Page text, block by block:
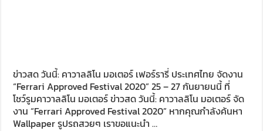
ข่าวสด วันนี้: คาวาลลิโน มอเตอร์ เฟอร์รารี่ ประเทศไทย จัดงาน
“Ferrari Approved Festival 2020” 25 – 27 กันยายนนี้ ที่
โชว์รูมคาวาลลิโน มอเตอร์ ข่าวสด วันนี้: คาวาลลิโน มอเตอร์ จัด
งาน “Ferrari Approved Festival 2020” หากคุณกำลังค้นหา
Wallpaper รูปรถสวยๆ เราขอแนะนำ …